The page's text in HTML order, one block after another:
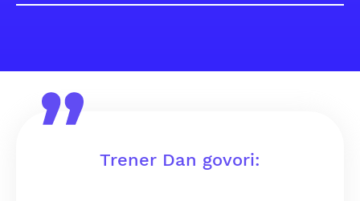
Trener Dan govori: